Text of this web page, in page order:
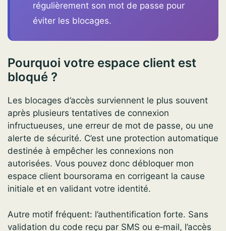
régulièrement son mot de passe pour
éviter les blocages.
Pourquoi votre espace client est
bloqué ?
Les blocages d’accès surviennent le plus souvent
après plusieurs tentatives de connexion
infructueuses, une erreur de mot de passe, ou une
alerte de sécurité. C’est une protection automatique
destinée à empêcher les connexions non
autorisées. Vous pouvez donc débloquer mon
espace client boursorama en corrigeant la cause
initiale et en validant votre identité.
Autre motif fréquent: l’authentification forte. Sans
validation du code reçu par SMS ou e‑mail, l’accès